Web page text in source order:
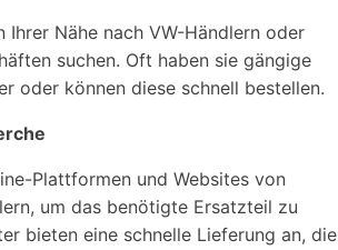
Ihrer Nähe nach VW-Händlern oder
suchen. Oft haben sie gängige
oder können diese schnell bestellen.
Plattformen und Websites von
um das benötigte Ersatzteil zu
bieten eine schnelle Lieferung an, die